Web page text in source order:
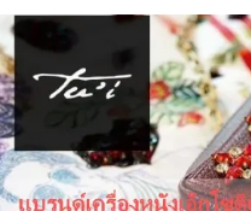
b
o
o
k
er
s
A
p
p